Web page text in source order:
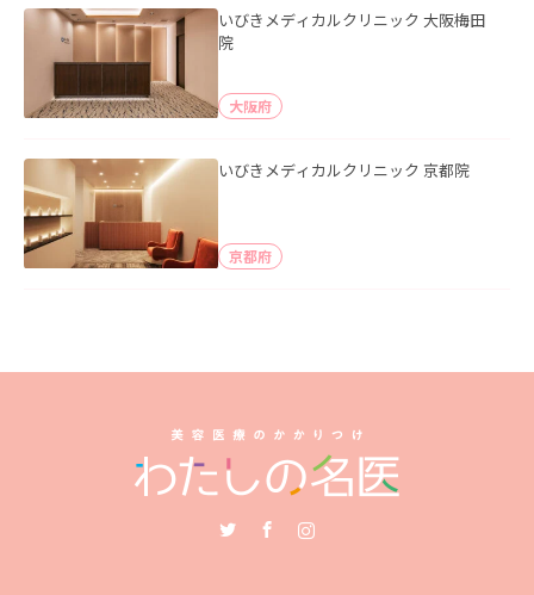
いびきメディカルクリニック 大阪梅田
院
大阪府
いびきメディカルクリニック 京都院
京都府